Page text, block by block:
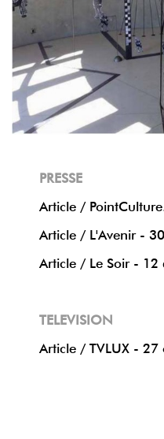
PRESSE
Article /
Article / L'Avenir -
Article / Le Soir - 12
TELEVISION
Article / TVLUX - 27